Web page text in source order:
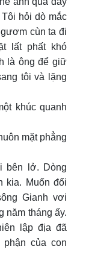
hỏi dò mắc
cùn ta đi
lất phất khó
là ông để giữ
tôi và lặng
khúc quanh
mặt phẳng
bên lở. Dòng
kia. Muốn đổi
Gianh vơi
năm tháng ấy.
lập địa đã
của con